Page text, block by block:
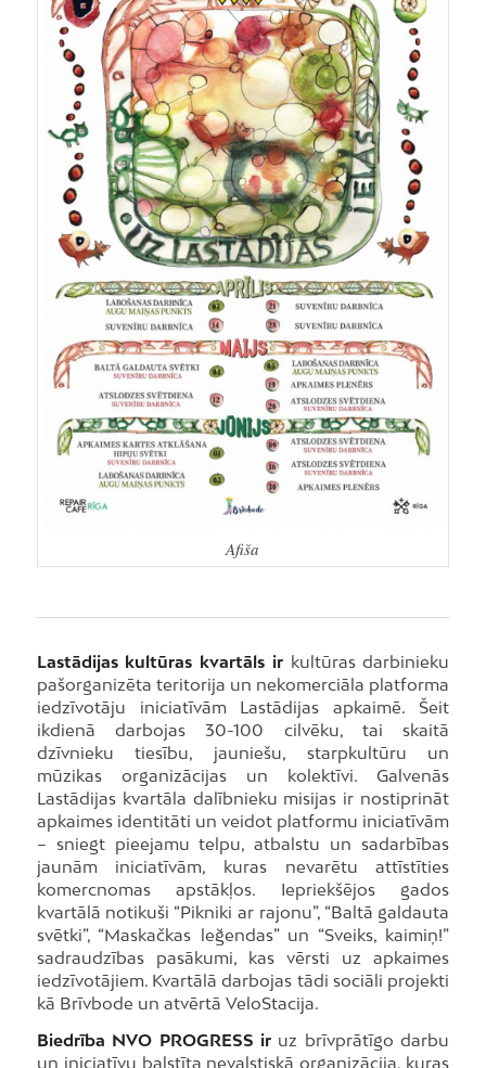
Afiša
Lastādijas kultūras kvartāls irkultūras darbinieku
pašorganizēta teritorija un nekomerciāla platforma
iedzīvotāju iniciatīvām Lastādijas apkaimē. Šeit
ikdienā darbojas 30-100 cilvēku, tai skaitā
dzīvnieku tiesību, jauniešu, starpkultūru un
mūzikas organizācijas un kolektīvi. Galvenās
Lastādijas kvartāla dalībnieku misijas ir nostiprināt
apkaimes identitāti un veidot platformu iniciatīvām
– sniegt pieejamu telpu, atbalstu un sadarbības
jaunām iniciatīvām, kuras nevarētu attīstīties
komercnomas apstākļos. Iepriekšējos gados
kvartālā notikuši “Pikniki ar rajonu”, “Baltā galdauta
svētki”, “Maskačkas leğendas” un “Sveiks, kaimiņ!”
sadraudzības pasākumi, kas vērsti uz apkaimes
iedzīvotājiem. Kvartālā darbojas tādi sociāli projekti
kā Brīvbode un atvērtā VeloStacija.
Biedrība NVO PROGRESS ir uz brīvprātīgo darbu
un iniciatīvu balstīta nevalstiskā organizācija, kuras